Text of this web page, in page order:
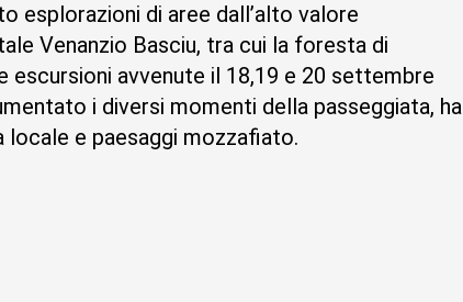
esplorazioni di aree dall’alto valore
Venanzio Basciu, tra cui la foresta di
escursioni avvenute il 18,19 e 20 settembre
i diversi momenti della passeggiata, ha
e paesaggi mozzafiato.